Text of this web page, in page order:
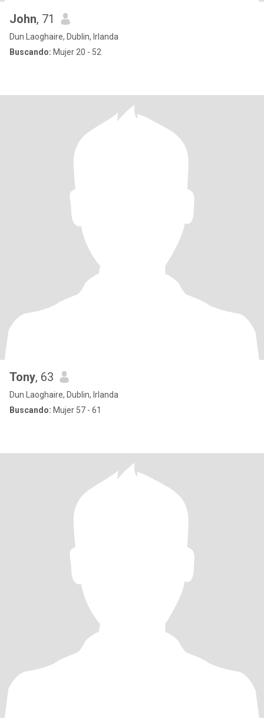
John, 71
Dun Laoghaire, Dublin, Irlanda
Buscando: Mujer 20 - 52
Tony, 63
Dun Laoghaire, Dublin, Irlanda
Buscando: Mujer 57 - 61